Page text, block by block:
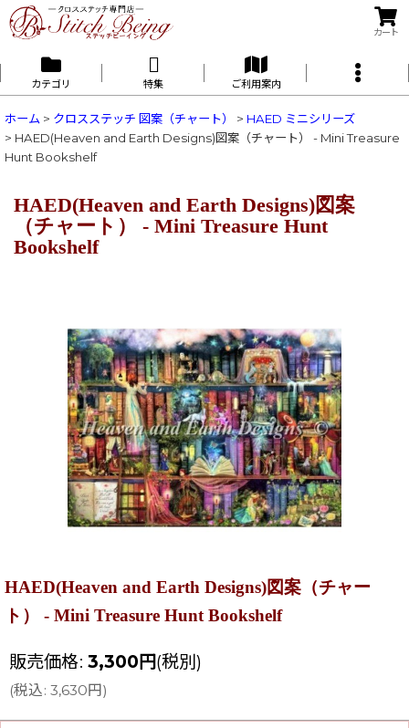
カート
カテゴリ 特集 ご利用案内
ホーム > クロスステッチ 図案（チャート） > HAED ミニシリーズ
> HAED(Heaven and Earth Designs)図案（チャート） - Mini Treasure
Hunt Bookshelf
HAED(Heaven and Earth Designs)図案
（チャート） - Mini Treasure Hunt
Bookshelf
HAED(Heaven and Earth Designs)図案（チャー
ト） - Mini Treasure Hunt Bookshelf
販売価格: 3,300 円(税別)
(税込: 3,630円 )